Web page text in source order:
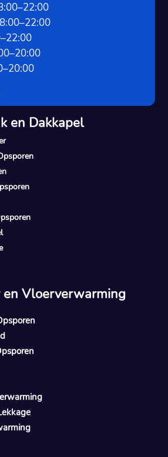
en Dakkapel
en Vloerverwarming